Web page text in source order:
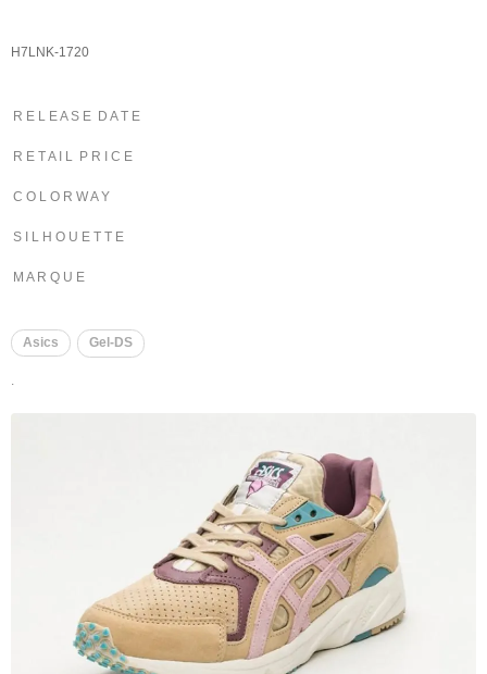
H7LNK-1720
R E L E A S E D A T E
R E T A I L P R I C E
C O L O R W A Y
S I L H O U E T T E
M A R Q U E
Asics Gel-DS